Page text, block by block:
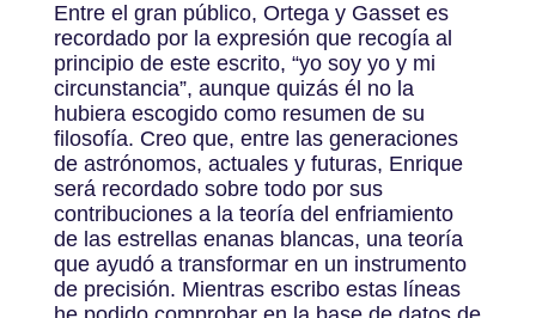
Entre el gran público, Ortega y Gasset es
recordado por la expresión que recogía al
principio de este escrito, “yo soy yo y mi
circunstancia”, aunque quizás él no la
hubiera escogido como resumen de su
filosofía. Creo que, entre las generaciones
de astrónomos, actuales y futuras, Enrique
será recordado sobre todo por sus
contribuciones a la teoría del enfriamiento
de las estrellas enanas blancas, una teoría
que ayudó a transformar en un instrumento
de precisión. Mientras escribo estas líneas